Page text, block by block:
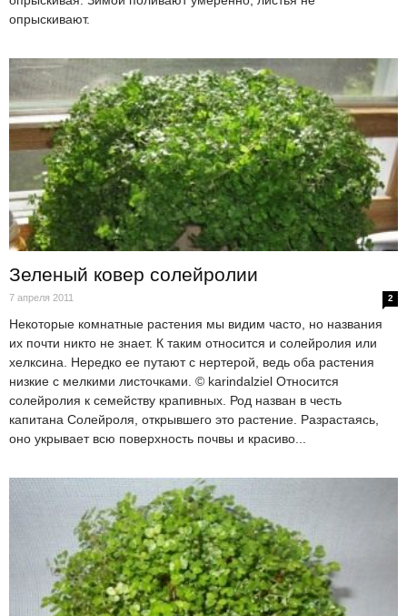
опрыскивают.
Зеленый ковер солейролии
7 апреля 2011 2
Некоторые комнатные растения мы видим часто, но названия
их почти никто не знает. К таким относится и солейролия или
хелксина. Нередко ее путают с нертерой, ведь оба растения
низкие с мелкими листочками. © karindalziel Относится
солейролия к семейству крапивных. Род назван в честь
капитана Солейроля, открывшего это растение. Разрастаясь,
оно укрывает всю поверхность почвы и красиво...